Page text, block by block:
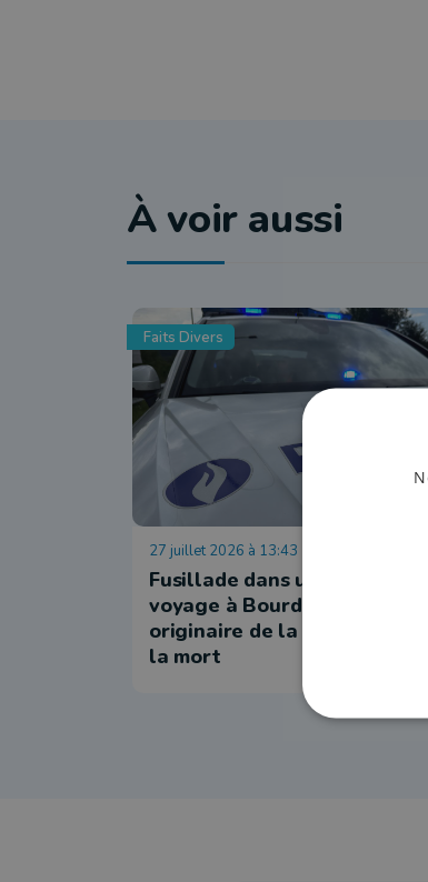
À voir aussi
Faits Divers
27 juillet 2026 à 13:43
Fusillade dans un camp de
voyage à Bourdon : l’auteur,
originaire de la région, s’est
la mort